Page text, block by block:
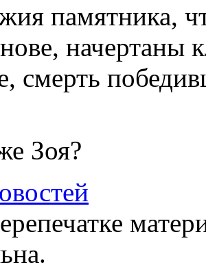
памятника,
начертаны
смерть
Зоя?